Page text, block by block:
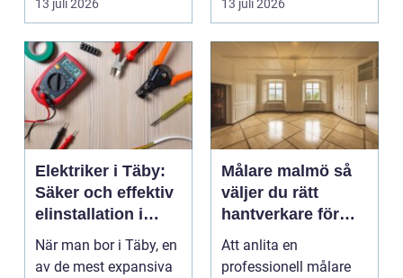
valet av däck...
13 juli 2026
upp att gör...
13 juli 2026
Elektriker i Täby:
Säker och effektiv
elinstallation i
norrort
När man bor i Täby, en
av de mest expansiva
Målare malmö så
väljer du rätt
hantverkare för
hem och företag
Att anlita en
professionell målare